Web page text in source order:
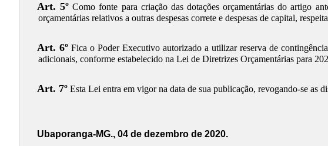
Art. 5º Como fonte para criação das dotações orçamentárias do artigo
orçamentárias relativos a outras despesas correte e despesas de capital,
Art. 6ºFica o Poder Executivo autorizado a utilizar reserva de
adicionais, conforme estabelecido na Lei de Diretrizes Orçamentárias para
Art. 7ºEsta Lei entra em vigor na data de sua publicação, revogando-se as
Ubaporanga-MG., 04 de dezembro de 2020.